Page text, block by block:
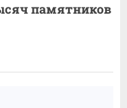
памятников